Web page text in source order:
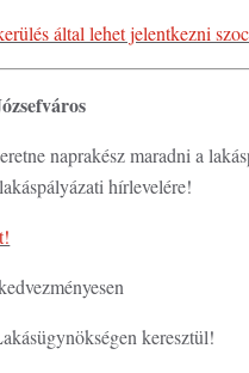
által lehet jelentkezni
naprakész maradni a
hírlevelére!
keresztül!